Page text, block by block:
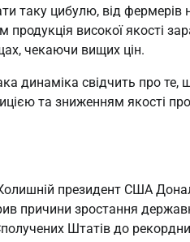
таку цибулю, від фермерів
високої якості
чекаючи вищих цін.
динаміка свідчить про те,
та зниженням якості
президент США
причини зростання
Штатів до